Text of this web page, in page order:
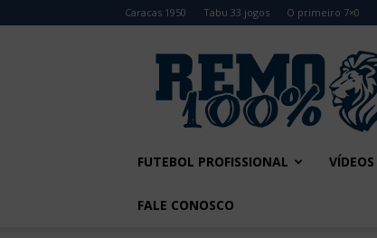
Caracas 1950 Tabu 33 jogos O primeiro 7×0
Remo
FUTEBOL PROFISSIONAL VÍDEOS
FALE CONOSCO